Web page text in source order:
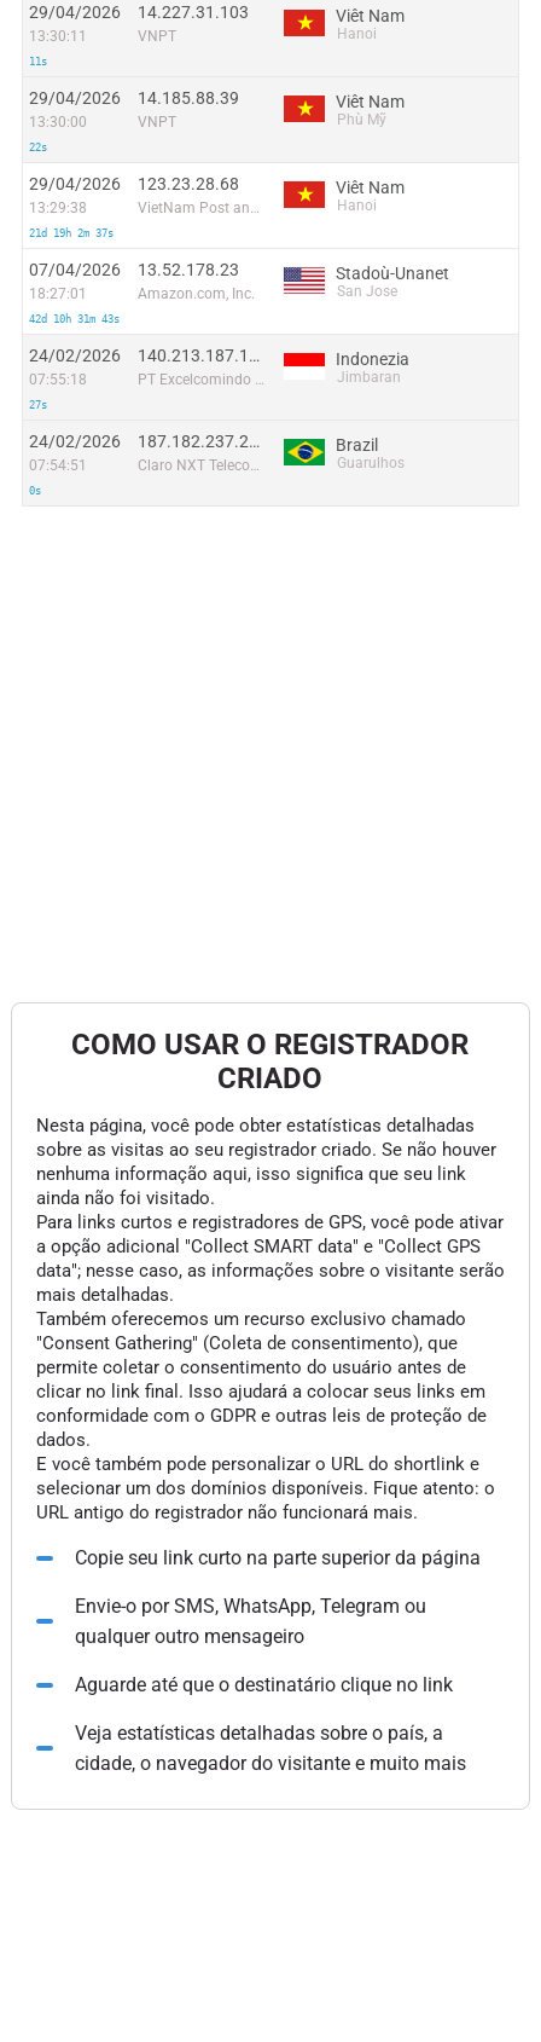
29/04/2026
13:30:11
11s
14.227.31.103
VNPT
Viêt Nam
Hanoi
29/04/2026
13:30:00
22s
14.185.88.39
VNPT
Viêt Nam
Phù Mỹ
29/04/2026
13:29:38
21d 19h 2m 37s
123.23.28.68
VietNam Post and Telecom Corporation
Viêt Nam
Hanoi
07/04/2026
18:27:01
42d 10h 31m 43s
13.52.178.23
Amazon.com, Inc.
Stadoù-Unanet
San Jose
24/02/2026
07:55:18
27s
140.213.187.109
PT Excelcomindo Pratama
Indonezia
Jimbaran
24/02/2026
07:54:51
0s
187.182.237.237
Claro NXT Telecomunicacoes Ltda
Brazil
Guarulhos
COMO USAR O REGISTRADOR
CRIADO
Nesta página, você pode obter estatísticas detalhadas
sobre as visitas ao seu registrador criado. Se não houver
nenhuma informação aqui, isso significa que seu link
ainda não foi visitado.
Para links curtos e registradores de GPS, você pode ativar
a opção adicional "Collect SMART data" e "Collect GPS
data"; nesse caso, as informações sobre o visitante serão
mais detalhadas.
Também oferecemos um recurso exclusivo chamado
"Consent Gathering" (Coleta de consentimento), que
permite coletar o consentimento do usuário antes de
clicar no link final. Isso ajudará a colocar seus links em
conformidade com o GDPR e outras leis de proteção de
dados.
E você também pode personalizar o URL do shortlink e
selecionar um dos domínios disponíveis. Fique atento: o
URL antigo do registrador não funcionará mais.
Copie seu link curto na parte superior da página
Envie-o por SMS, WhatsApp, Telegram ou
qualquer outro mensageiro
Aguarde até que o destinatário clique no link
Veja estatísticas detalhadas sobre o país, a
cidade, o navegador do visitante e muito mais